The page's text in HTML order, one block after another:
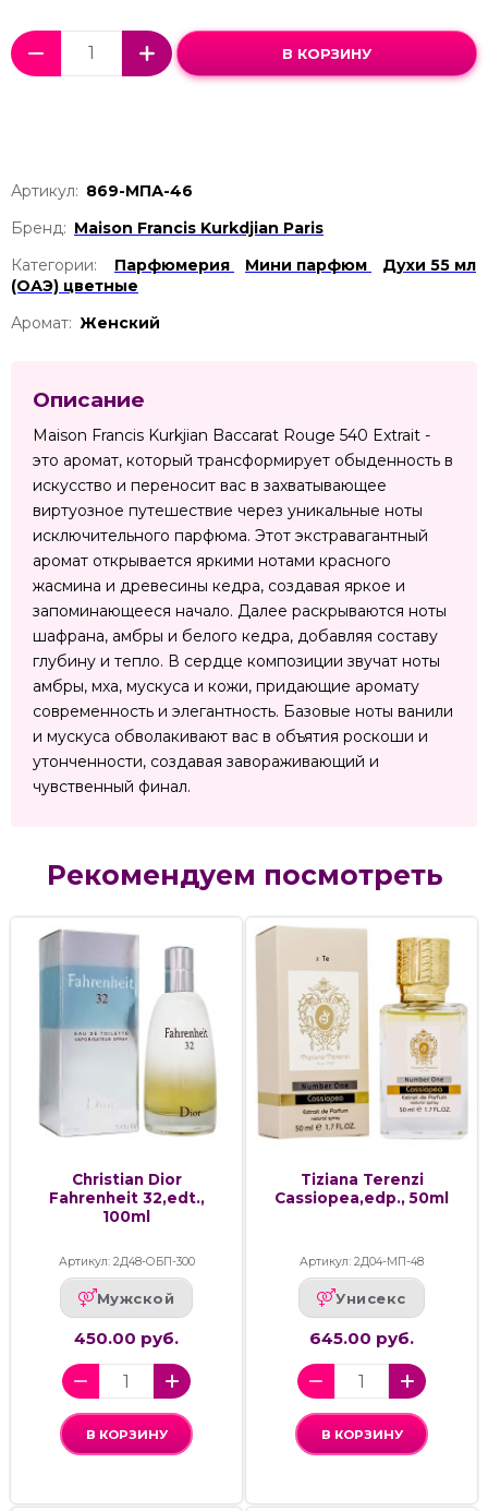
В КОРЗИНУ
Артикул: 869-МПА-46
Бренд: Maison Francis Kurkdjian Paris
Категории:
Парфюмерия Мини парфюм
Духи 55 мл
(ОАЭ) цветные
Аромат: Женский
Описание
Maison Francis Kurkjian Baccarat Rouge 540 Extrait -
это аромат, который трансформирует обыденность в
искусство и переносит вас в захватывающее
виртуозное путешествие через уникальные ноты
исключительного парфюма. Этот экстравагантный
аромат открывается яркими нотами красного
жасмина и древесины кедра, создавая яркое и
запоминающееся начало. Далее раскрываются ноты
шафрана, амбры и белого кедра, добавляя составу
глубину и тепло. В сердце композиции звучат ноты
амбры, мха, мускуса и кожи, придающие аромату
современность и элегантность. Базовые ноты ванили
и мускуса обволакивают вас в объятия роскоши и
утонченности, создавая завораживающий и
чувственный финал.
Рекомендуем посмотреть
Christian Dior
Fahrenheit 32,edt.,
100ml
Артикул: 2Д48-ОБП-300
Мужской
450.00 руб.
В КОРЗИНУ
Tiziana Terenzi
Cassiopea,edp., 50ml
Артикул: 2Д04-МП-48
Унисекс
645.00 руб.
В КОРЗИНУ